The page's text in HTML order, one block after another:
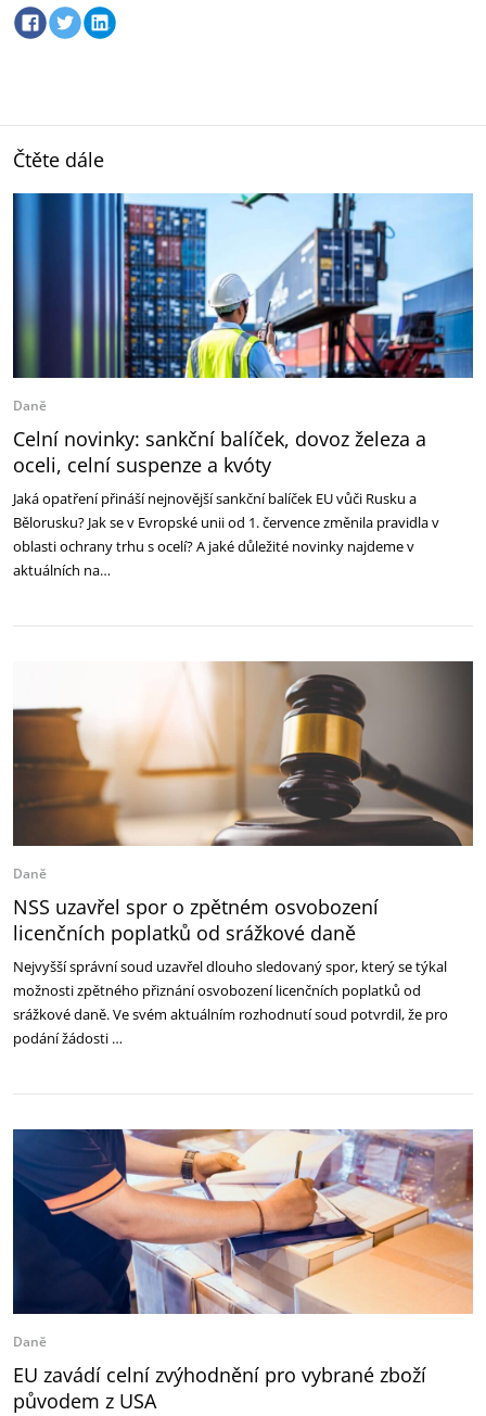
Čtěte dále
Daně
Celní novinky: sankční balíček, dovoz železa a
oceli, celní suspenze a kvóty
Jaká opatření přináší nejnovější sankční balíček EU vůči Rusku a
Bělorusku? Jak se v Evropské unii od 1. července změnila pravidla v
oblasti ochrany trhu s ocelí? A jaké důležité novinky najdeme v
aktuálních na…
Daně
NSS uzavřel spor o zpětném osvobození
licenčních poplatků od srážkové daně
Nejvyšší správní soud uzavřel dlouho sledovaný spor, který se týkal
možnosti zpětného přiznání osvobození licenčních poplatků od
srážkové daně. Ve svém aktuálním rozhodnutí soud potvrdil, že pro
podání žádosti …
Daně
EU zavádí celní zvýhodnění pro vybrané zboží
původem z USA